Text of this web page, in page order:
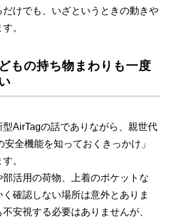
けでも、いざというときの動きや
。
もの持ち物まわりも一度
AirTagの話でありながら、親世代
全機能を知っておくきっかけ」
。
活用の荷物、上着のポケットな
確認しない場所は意外とありま
安視する必要はありませんが、